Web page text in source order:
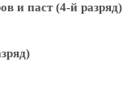
и паст (4-й разряд)